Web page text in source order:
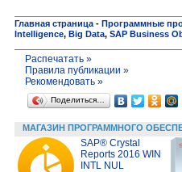
Главная страница - Программные
Intelligence, Big Data, SAP Business
Распечатать »
Правила публикации »
Рекомендовать »
Поделиться…
МАГАЗИН ПРОГРАММНОГО
SAP® Crystal
Reports 2016 WIN
INTL NUL